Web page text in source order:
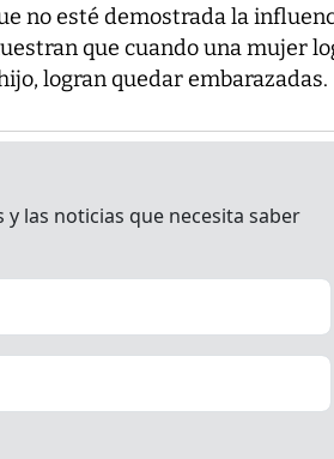
no esté demostrada la
que cuando una mujer
logran quedar embarazadas.